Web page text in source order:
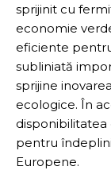
sprijinit cu
economie
eficiente
subliniată
sprijine
ecologice. În
pentru
Europene.